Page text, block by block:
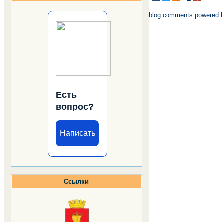
Есть
вопрос?
Написать
Ссылки
blog comments powered